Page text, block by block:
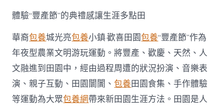
節”
花
開
綻
放
迎
國
慶
體驗“豐產節”的典禮感讓生涯多點田
華裔包養城光亮包養小鎮·歡喜田園包養“豐產節”作為
年夜型農業文明游玩運動。將豐產、歡慶、天然、人
文融進到田園中，經由過程周遭的狀況扮演、音樂表
演、親子互動、田園闤闠、包養田園食集、手作體驗
等運動為大眾包養網帶來新田園生涯方法。田園是人